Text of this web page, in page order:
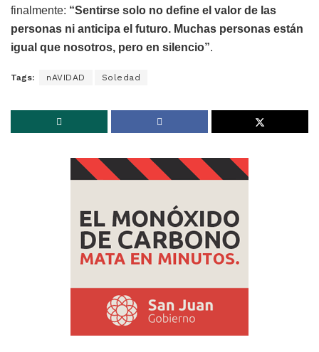
finalmente: “Sentirse solo no define el valor de las
personas ni anticipa el futuro. Muchas personas están
igual que nosotros, pero en silencio”.
Tags: nAVIDAD Soledad